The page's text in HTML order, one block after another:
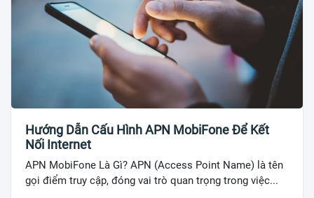
Hướng Dẫn Cấu Hình APN MobiFone Để Kết
Nối Internet
APN MobiFone Là Gì? APN (Access Point Name) là tên
gọi điểm truy cập, đóng vai trò quan trọng trong việc...